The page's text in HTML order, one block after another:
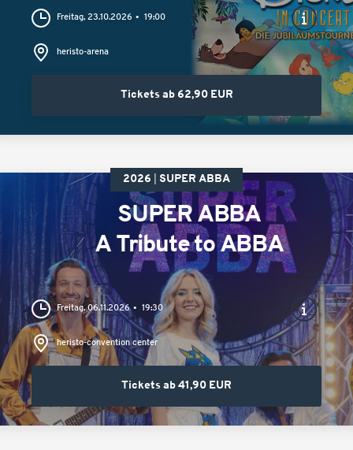
Freitag, 23.10.2026 19:00
heristo-arena
Tickets ab 62,90 EUR
2026 SUPER ABBA
SUPER ABBA
A Tribute to ABBA
Freitag, 06.11.2026 19:30
heristo-convention center
Tickets ab 41,90 EUR